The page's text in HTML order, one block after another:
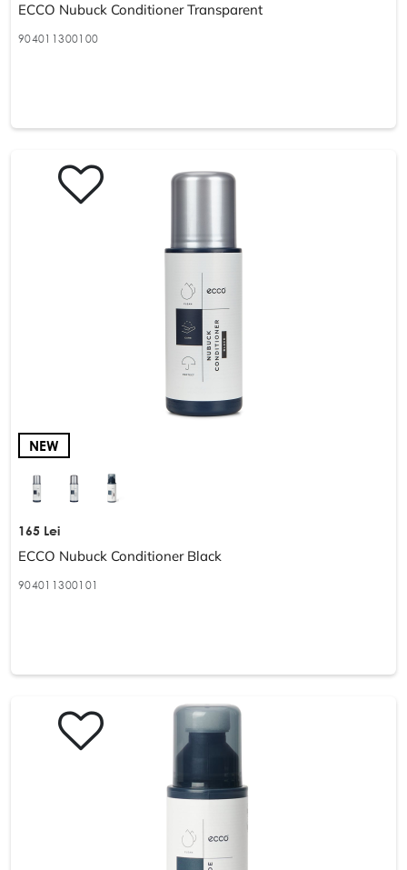
ECCO Nubuck Conditioner Transparent
904011300100
NEW
165 Lei
ECCO Nubuck Conditioner Black
904011300101